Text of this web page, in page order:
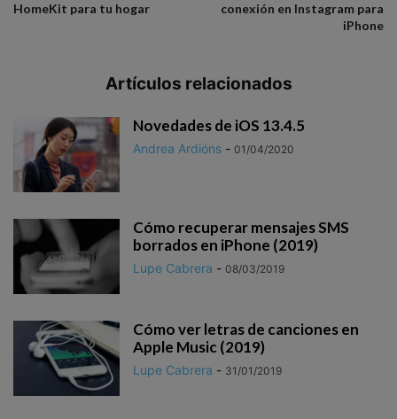
HomeKit para tu hogar
conexión en Instagram para
iPhone
Artículos relacionados
Novedades de iOS 13.4.5
Andrea Ardións - 01/04/2020
Cómo recuperar mensajes SMS
borrados en iPhone (2019)
Lupe Cabrera - 08/03/2019
Cómo ver letras de canciones en
Apple Music (2019)
Lupe Cabrera - 31/01/2019